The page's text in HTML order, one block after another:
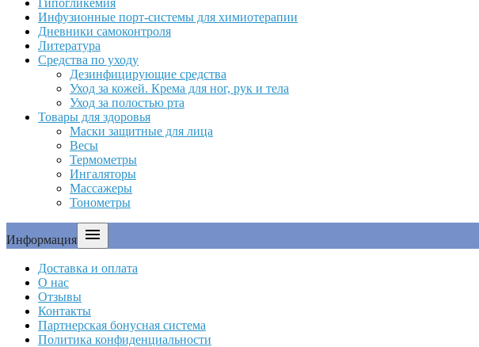
Гипогликемия
Инфузионные порт-системы для химиотерапии
Дневники самоконтроля
Литература
Средства по уходу
Дезинфицирующие средства
Уход за кожей. Крема для ног, рук и тела
Уход за полостью рта
Товары для здоровья
Маски защитные для лица
Весы
Термометры
Ингаляторы
Массажеры
Тонометры
Информация 
Доставка и оплата
О нас
Отзывы
Контакты
Партнерская бонусная система
Политика конфиденциальности